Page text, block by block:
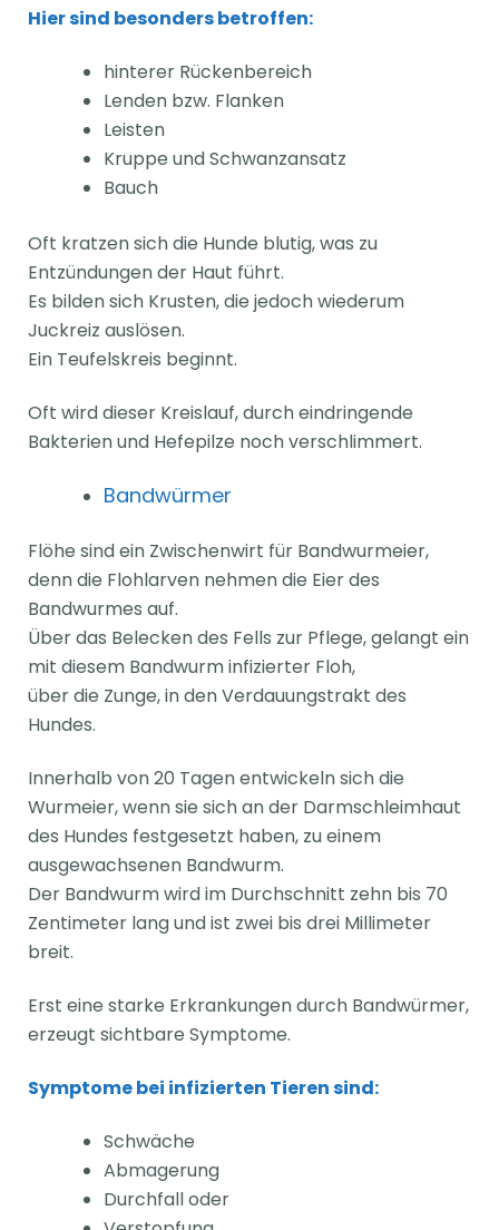
Hier sind besonders betroffen:
hinterer Rückenbereich
Lenden bzw. Flanken
Leisten
Kruppe und Schwanzansatz
Bauch
Oft kratzen sich die Hunde blutig, was zu
Entzündungen der Haut führt.
Es bilden sich Krusten, die jedoch wiederum
Juckreiz auslösen.
Ein Teufelskreis beginnt.
Oft wird dieser Kreislauf, durch eindringende
Bakterien und Hefepilze noch verschlimmert.
Bandwürmer
Flöhe sind ein Zwischenwirt für Bandwurmeier,
denn die Flohlarven nehmen die Eier des
Bandwurmes auf.
Über das Belecken des Fells zur Pflege, gelangt ein
mit diesem Bandwurm infizierter Floh,
über die Zunge, in den Verdauungstrakt des
Hundes.
Innerhalb von 20 Tagen entwickeln sich die
Wurmeier, wenn sie sich an der Darmschleimhaut
des Hundes festgesetzt haben, zu einem
ausgewachsenen Bandwurm.
Der Bandwurm wird im Durchschnitt zehn bis 70
Zentimeter lang und ist zwei bis drei Millimeter
breit.
Erst eine starke Erkrankungen durch Bandwürmer,
erzeugt sichtbare Symptome.
Symptome bei infizierten Tieren sind:
Schwäche
Abmagerung
Durchfall oder